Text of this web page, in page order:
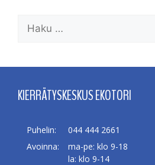
Haku:
KIERRÄTYSKESKUS EKOTORI
Puhelin:
044 444 2661
Avoinna:
ma-pe: klo 9-18
la: klo 9-14